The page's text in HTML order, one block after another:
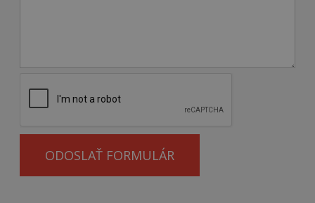
ODOSLAŤ FORMULÁR